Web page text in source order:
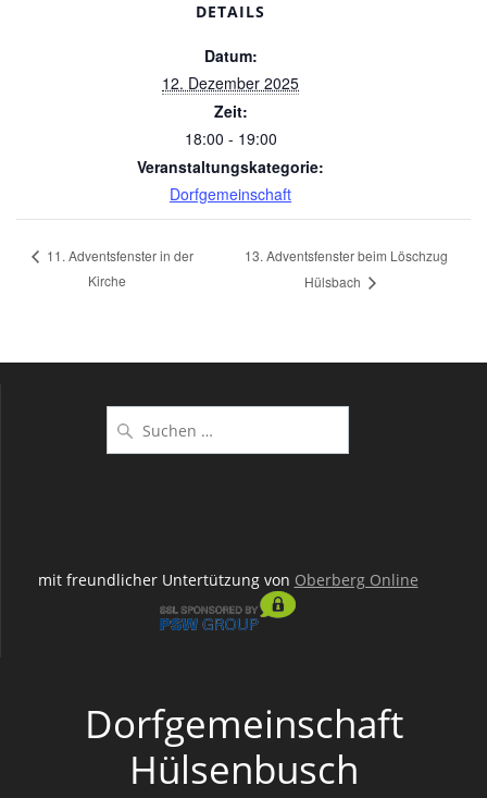
DETAILS
Datum:
12. Dezember 2025
Zeit:
18:00 - 19:00
Veranstaltungskategorie:
Dorfgemeinschaft
11. Adventsfenster in der
Kirche
13. Adventsfenster beim Löschzug
Hülsbach
nach:
mit freundlicher Untertützung von Oberberg Online
Dorfgemeinschaft
Hülsenbusch